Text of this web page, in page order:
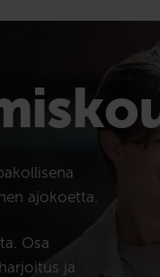
ajokoetta.
Osa
ja